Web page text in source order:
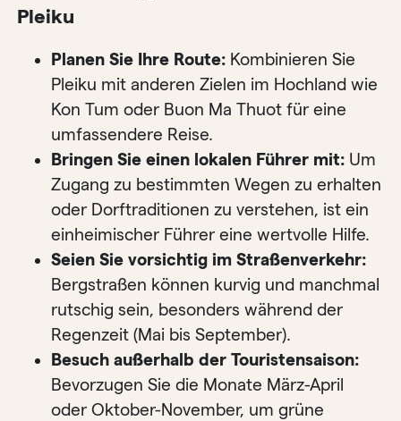
Pleiku
Planen Sie Ihre Route: Kombinieren Sie
Pleiku mit anderen Zielen im Hochland wie
Kon Tum oder Buon Ma Thuot für eine
umfassendere Reise.
Bringen Sie einen lokalen Führer mit: Um
Zugang zu bestimmten Wegen zu erhalten
oder Dorftraditionen zu verstehen, ist ein
einheimischer Führer eine wertvolle Hilfe.
Seien Sie vorsichtig im Straßenverkehr:
Bergstraßen können kurvig und manchmal
rutschig sein, besonders während der
Regenzeit (Mai bis September).
Besuch außerhalb der Touristensaison:
Bevorzugen Sie die Monate März-April
oder Oktober-November, um grüne